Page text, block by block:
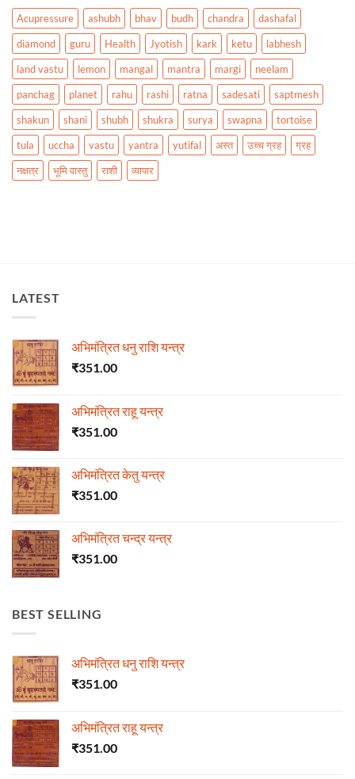
Acupressure ashubh bhav budh chandra
dashafal
diamond
guru Health Jyotish kark ketu
labhesh
land vastu
lemon mangal mantra margi
neelam
panchag
planet rahu rashi ratna sadesati
saptmesh
shakun
shani shubh shukra surya swapna
tortoise
tula
uccha vastu yantra yutifal अस्त उच्च ग्रह
ग्रह
नक्षत्र
भूमि वास्तु राशी व्यापार
LATEST
अभिमंत्रित धनु राशि यन्त्र
₹351.00
अभिमंत्रित राहू यन्त्र
₹351.00
अभिमंत्रित केतु यन्त्र
₹351.00
अभिमंत्रित चन्द्र यन्त्र
₹351.00
BEST SELLING
अभिमंत्रित धनु राशि यन्त्र
₹351.00
अभिमंत्रित राहू यन्त्र
₹351.00